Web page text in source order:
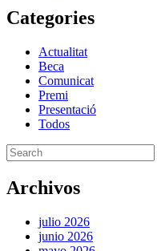
Categories
Actualitat
Beca
Comunicat
Premi
Presentació
Todos
Archivos
julio 2026
junio 2026